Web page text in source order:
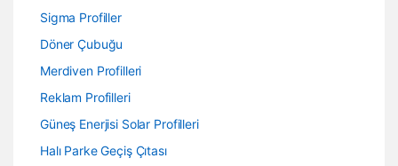
Sigma Profiller
Döner Çubuğu
Merdiven Profilleri
Reklam Profilleri
Güneş Enerjisi Solar Profilleri
Halı Parke Geçiş Çıtası